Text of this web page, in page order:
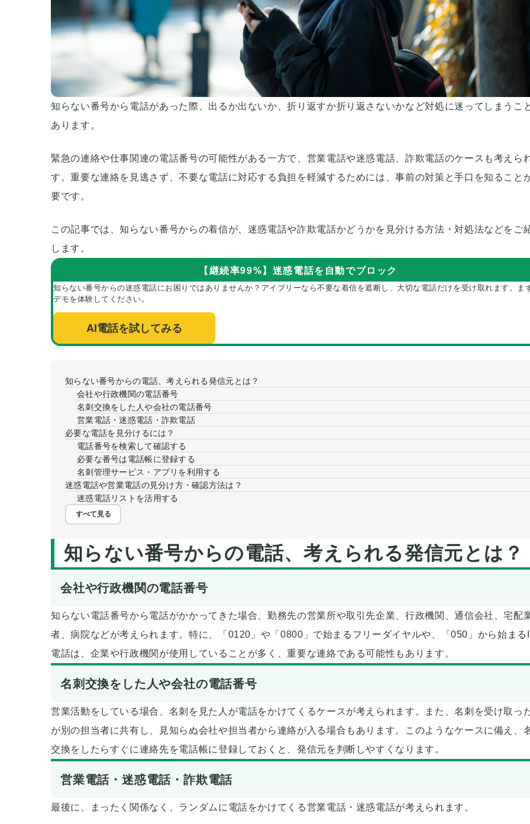
知らない番号から電話があった際、出るか出ないか、折り返すか折り返さないかなど対処に迷ってしまうこ
あります。
緊急の連絡や仕事関連の電話番号の可能性がある一方で、営業電話や迷惑電話、詐欺電話のケースも考えら
す。重要な連絡を見逃さず、不要な電話に対応する負担を軽減するためには、事前の対策と手口を知ること
要です。
この記事では、知らない番号からの着信が、迷惑電話や詐欺電話かどうかを見分ける方法・対処法などをご
します。
【継続率99%】迷惑電話を自動でブロック
知らない番号からの迷惑電話にお困りではありませんか？アイブリーなら不要な着信を遮断し、大切な電話だけを受け取れます。ま
デモを体験してください。
AI電話を試してみる
知らない番号からの電話、考えられる発信元とは？
会社や行政機関の電話番号
名刺交換をした人や会社の電話番号
営業電話・迷惑電話・詐欺電話
必要な電話を見分けるには？
電話番号を検索して確認する
必要な番号は電話帳に登録する
名刺管理サービス・アプリを利用する
迷惑電話や営業電話の見分け方・確認方法は？
迷惑電話リストを活用する
すべて見る
知らない番号からの電話、考えられる発信元とは？
会社や行政機関の電話番号
知らない電話番号から電話がかかってきた場合、勤務先の営業所や取引先企業、行政機関、通信会社、宅配
者、病院などが考えられます。特に、「0120」や「0800」で始まるフリーダイヤルや、「050」から始まる
電話は、企業や行政機関が使用していることが多く、重要な連絡である可能性もあります。
名刺交換をした人や会社の電話番号
営業活動をしている場合、名刺を見た人が電話をかけてくるケースが考えられます。また、名刺を受け取っ
が別の担当者に共有し、見知らぬ会社や担当者から連絡が入る場合もあります。このようなケースに備え、
交換をしたらすぐに連絡先を電話帳に登録しておくと、発信元を判断しやすくなります。
営業電話・迷惑電話・詐欺電話
最後に、まったく関係なく、ランダムに電話をかけてくる営業電話・迷惑電話が考えられます。